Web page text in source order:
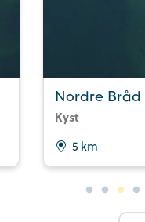
Nordre Bråd
Kyst
5 km